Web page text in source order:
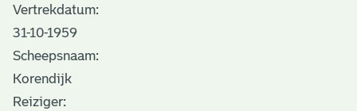
Vertrekdatum:
31-10-1959
Scheepsnaam:
Korendijk
Reiziger: